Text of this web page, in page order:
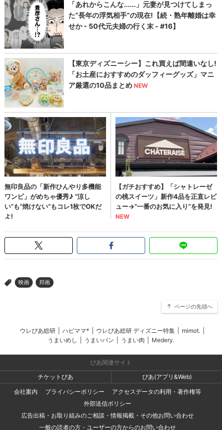
> 映画 邦画
ページの先頭へ
ウレぴあ総研 ハピママ* ウレぴあ総研 ディズニー特集 mimot.
うまいめし
うまいパン うまい肉 Medery.
ぴあ関連サイト
チケットぴあ
ぴあ(アプリ&Web)
会社案内
プライバシーポリシー
アクセスデータの利用・著作権等
外部送信ポリシー
広告出稿・お取り組みのご相談・情報掲載・その他お問い合わせ
一般の読者の方・ユーザーの方からのお問い合わせ